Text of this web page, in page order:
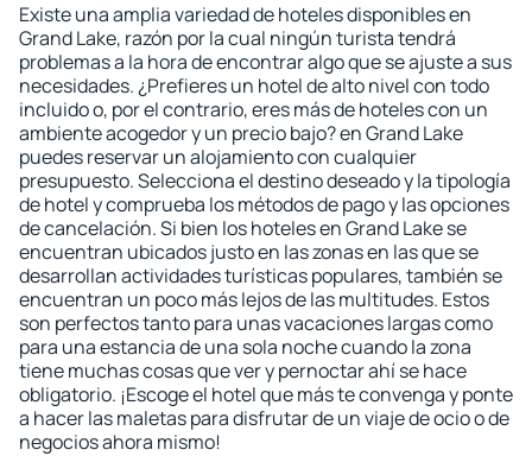
Existe una amplia variedad de hoteles disponibles en
Grand Lake, razón por la cual ningún turista tendrá
problemas a la hora de encontrar algo que se ajuste a sus
necesidades. ¿Prefieres un hotel de alto nivel con todo
incluido o, por el contrario, eres más de hoteles con un
ambiente acogedor y un precio bajo? en Grand Lake
puedes reservar un alojamiento con cualquier
presupuesto. Selecciona el destino deseado y la tipología
de hotel y comprueba los métodos de pago y las opciones
de cancelación. Si bien los hoteles en Grand Lake se
encuentran ubicados justo en las zonas en las que se
desarrollan actividades turísticas populares, también se
encuentran un poco más lejos de las multitudes. Estos
son perfectos tanto para unas vacaciones largas como
para una estancia de una sola noche cuando la zona
tiene muchas cosas que ver y pernoctar ahí se hace
obligatorio. ¡Escoge el hotel que más te convenga y ponte
a hacer las maletas para disfrutar de un viaje de ocio o de
negocios ahora mismo!